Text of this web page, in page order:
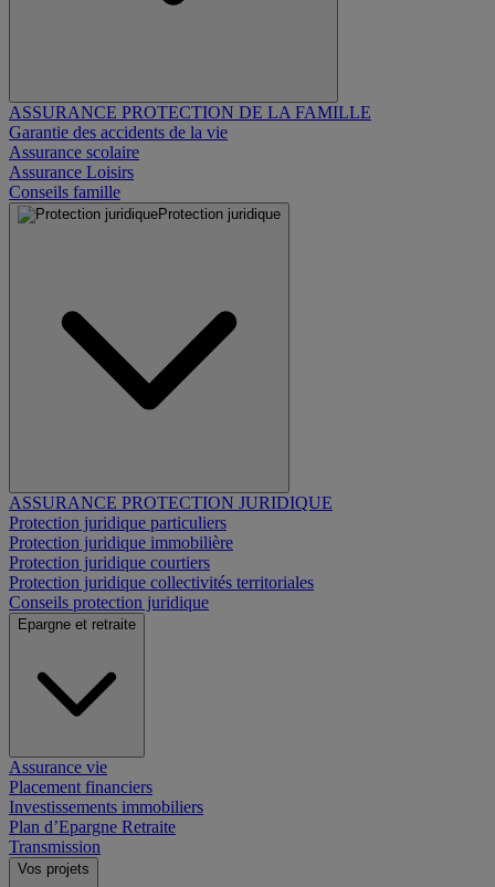
ASSURANCE PROTECTION DE LA FAMILLE
Garantie des accidents de la vie
Assurance scolaire
Assurance Loisirs
Conseils famille
Protection juridique
ASSURANCE PROTECTION JURIDIQUE
Protection juridique particuliers
Protection juridique immobilière
Protection juridique courtiers
Protection juridique collectivités territoriales
Conseils protection juridique
Epargne et retraite
Assurance vie
Placement financiers
Investissements immobiliers
Plan d’Epargne Retraite
Transmission
Vos projets